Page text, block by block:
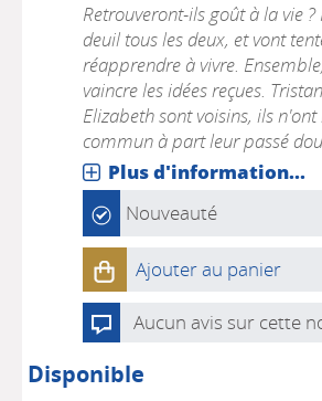
Retrouveront-ils goût à la vie ?
deuil tous les deux, et vont
réapprendre à vivre.
vaincre les idées reçues.
Elizabeth sont voisins, ils n'ont
commun à part leur passé
Plus d'information...
Nouveauté
Ajouter au panier
Aucun avis sur cette
Disponible